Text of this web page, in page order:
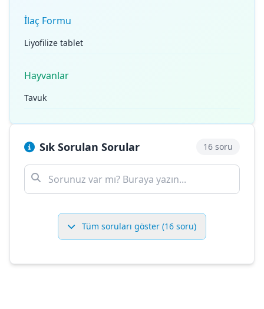
İlaç Formu
Liyofilize tablet
Hayvanlar
Tavuk
Sık Sorulan Sorular 16 soru
Tüm soruları göster (16 soru)